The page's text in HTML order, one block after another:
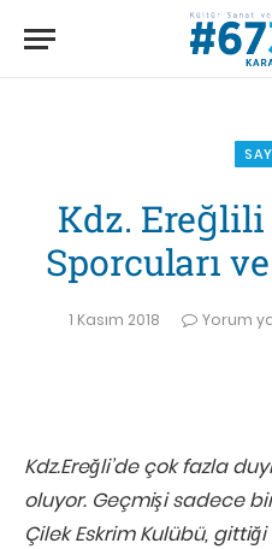
Kdz.
Sporcuları
1 Kasım 2018 Yorum
Kdz.Ereğli’de çok fazla
oluyor. Geçmişi sadece
Çilek Eskrim Kulübü,